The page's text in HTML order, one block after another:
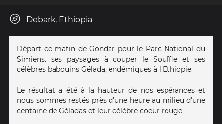
Debark, Ethiopia
Départ ce matin de Gondar pour le Parc National du
Simiens, ses paysages à couper le Souffle et ses
célèbres babouins Gélada, endémiques à l'Ethiopie
Le résultat a été à la hauteur de nos espérances et
nous sommes restés près d'une heure au milieu d'une
centaine de Géladas et leur célèbre coeur rouge